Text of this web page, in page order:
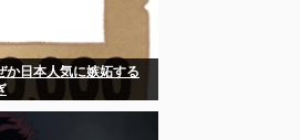
か日本人気に嫉妬する